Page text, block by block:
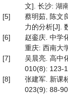
文]. 长沙: 湖
[5]
蔡明茹, 陈文
力的分析[J].
[6]
赵銮庆. 中学
重庆: 西南大
[7]
吴晨亮. 高中
010(8): 123-
[8]
张建军. 新课
023(9): 88-90.